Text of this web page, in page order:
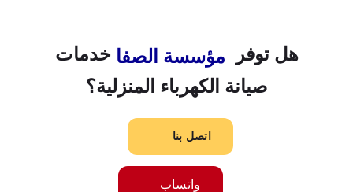
هل توفر مؤسسة الصفا خدمات
صيانة الكهرباء المنزلية؟
اتصل بنا
واتساب